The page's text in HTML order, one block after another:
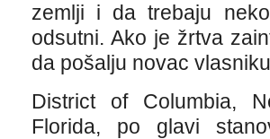
zemlji i da trebaju
odsutni. Ako je žrtva
da pošalju novac
District of Columbia,
Florida, po glavi